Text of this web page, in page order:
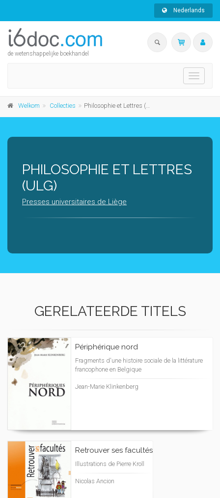
Nederlands
de wetenshappelijke boekhandel
Toggle
Welkom Collecties Philosophie et Lettres (Ulg)
PHILOSOPHIE ET LETTRES
(ULG)
Presses universitaires de Liège
GERELATEERDE TITELS
Périphérique nord
Fragments d'une histoire sociale de la littérature
francophone en Belgique
Jean-Marie Klinkenberg
Retrouver ses facultés
Illustrations de Pierre Kroll
Nicolas Ancion